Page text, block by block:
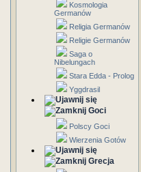
Kosmologia
Germanów
Religia Germanów
Religie Germanów
Saga o
Nibelungach
Stara Edda - Prolog
Yggdrasil
Goci
Polscy Goci
Wierzenia Gotów
Grecja